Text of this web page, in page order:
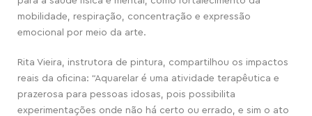
mobilidade, respiração, concentração e expressão
emocional por meio da arte.
Rita Vieira, instrutora de pintura, compartilhou os impactos
reais da oficina: “Aquarelar é uma atividade terapêutica e
prazerosa para pessoas idosas, pois possibilita
experimentações onde não há certo ou errado, e sim o ato